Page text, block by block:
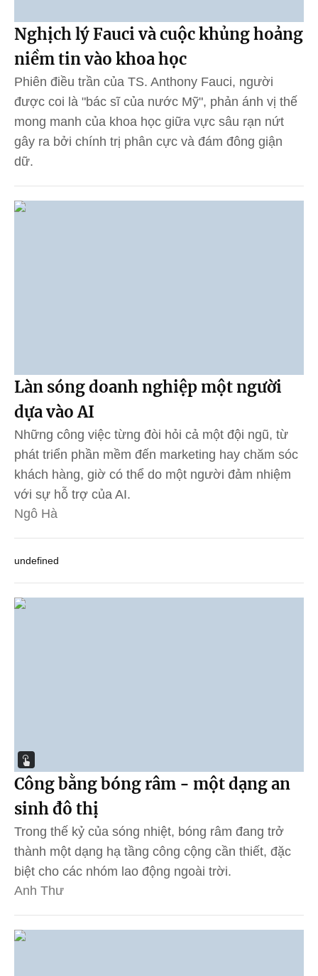
Nghịch lý Fauci và cuộc khủng hoảng
niềm tin vào khoa học
Phiên điều trần của TS. Anthony Fauci, người
được coi là "bác sĩ của nước Mỹ", phản ánh vị thế
mong manh của khoa học giữa vực sâu rạn nứt
gây ra bởi chính trị phân cực và đám đông giận
dữ.
Làn sóng doanh nghiệp một người
dựa vào AI
Những công việc từng đòi hỏi cả một đội ngũ, từ
phát triển phần mềm đến marketing hay chăm sóc
khách hàng, giờ có thể do một người đảm nhiệm
với sự hỗ trợ của AI.
Ngô Hà
undefined
Công bằng bóng râm - một dạng an
sinh đô thị
Trong thế kỷ của sóng nhiệt, bóng râm đang trở
thành một dạng hạ tầng công cộng cần thiết, đặc
biệt cho các nhóm lao động ngoài trời.
Anh Thư